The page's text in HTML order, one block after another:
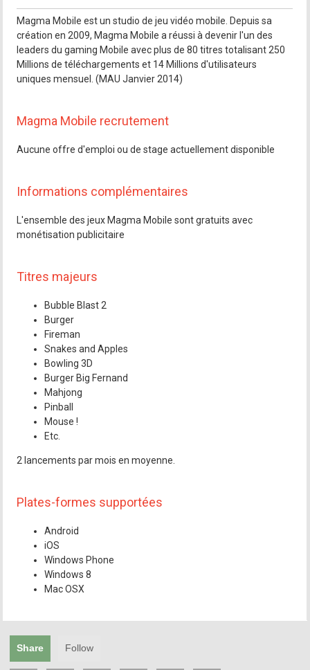
Magma Mobile est un studio de jeu vidéo mobile. Depuis sa
création en 2009, Magma Mobile a réussi à devenir l'un des
leaders du gaming Mobile avec plus de 80 titres totalisant 250
Millions de téléchargements et 14 Millions d'utilisateurs
uniques mensuel. (MAU Janvier 2014)
Magma Mobile recrutement
Aucune offre d'emploi ou de stage actuellement disponible
Informations complémentaires
L'ensemble des jeux Magma Mobile sont gratuits avec
monétisation publicitaire
Titres majeurs
Bubble Blast 2
Burger
Fireman
Snakes and Apples
Bowling 3D
Burger Big Fernand
Mahjong
Pinball
Mouse !
Etc.
2 lancements par mois en moyenne.
Plates-formes supportées
Android
iOS
Windows Phone
Windows 8
Mac OSX
Share Follow